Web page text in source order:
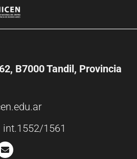
B7000 Tandil, Provincia
1561